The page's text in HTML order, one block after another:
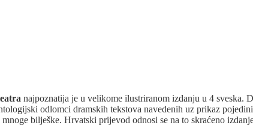
najpoznatija je u velikome ilustriranom izdanju u 4 sveska.
odlomci dramskih tekstova navedenih uz prikaz
bilješke. Hrvatski prijevod odnosi se na to skraćeno